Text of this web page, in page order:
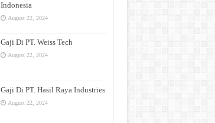
Indonesia
August 22, 2024
Gaji Di PT. Weiss Tech
August 22, 2024
Gaji Di PT. Hasil Raya Industries
August 22, 2024